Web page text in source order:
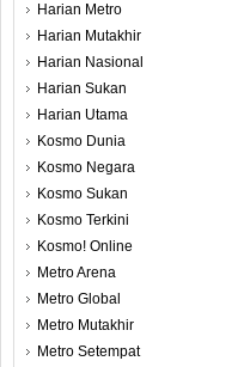
Harian Metro
Harian Mutakhir
Harian Nasional
Harian Sukan
Harian Utama
Kosmo Dunia
Kosmo Negara
Kosmo Sukan
Kosmo Terkini
Kosmo! Online
Metro Arena
Metro Global
Metro Mutakhir
Metro Setempat